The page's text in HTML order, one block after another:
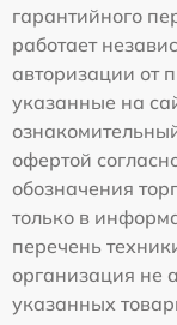
гарантийного
работает
авторизации от
указанные на
офертой
обозначения
только в
перечень
организация не
указанных